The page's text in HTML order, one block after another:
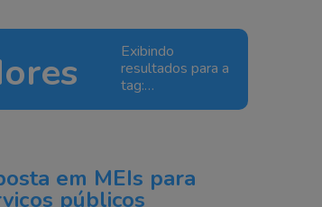
Exibindo
resultados para a
tag:
microempreendedores
em MEIs para
públicos